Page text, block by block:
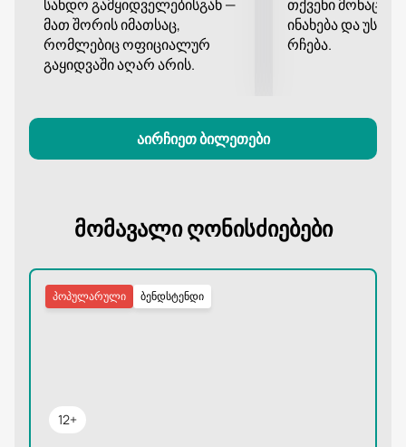
იჩქარეთ ისე, რომ არ გამოტოვოთ ეს უნიკალური
მუსიკალური გამოცდილება.
სანდო გამყიდველებისგან —
მათ შორის იმათსაც,
რომლებიც ოფიციალურ
გაყიდვაში აღარ არის.
თქვენი
ინახება და
რჩება.
აირჩიეთ ბილეთები
მომავალი ღონისძიებები
12+
ბენდსტენდი
პოპულარული